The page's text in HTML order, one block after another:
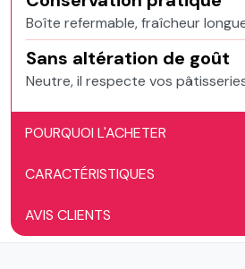
Boîte refermable, fraîcheur
Sans altération de goût
Neutre, il respecte vos
POURQUOI L'ACHETER
CARACTÉRISTIQUES
AVIS CLIENTS